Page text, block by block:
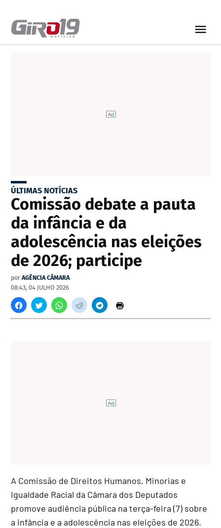
ÚLTIMAS NOTÍCIAS
Comissão debate a pauta
da infância e da
adolescência nas eleições
de 2026; participe
por AGÊNCIA CÂMARA
08:43, 04 JULHO 2026
A Comissão de Direitos Humanos, Minorias e
Igualdade Racial da Câmara dos Deputados
promove audiência pública na terça-feira (7) sobre
a infância e a adolescência nas eleições de 2026.